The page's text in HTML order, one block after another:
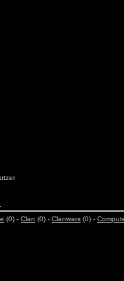
(0) - Clan (0) - Clanwars (0) -